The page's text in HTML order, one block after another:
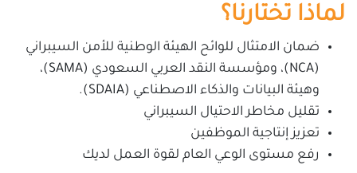
لماذا تختارنا؟
ضمان الامتثال للوائح الهيئة الوطنية للأمن السيبراني
(NCA)، ومؤسسة النقد العربي السعودي (SAMA)،
وهيئة البيانات والذكاء الاصطناعي (SDAIA).
تقليل مخاطر الاحتيال السيبراني
تعزيز إنتاجية الموظفين
رفع مستوى الوعي العام لقوة العمل لديك